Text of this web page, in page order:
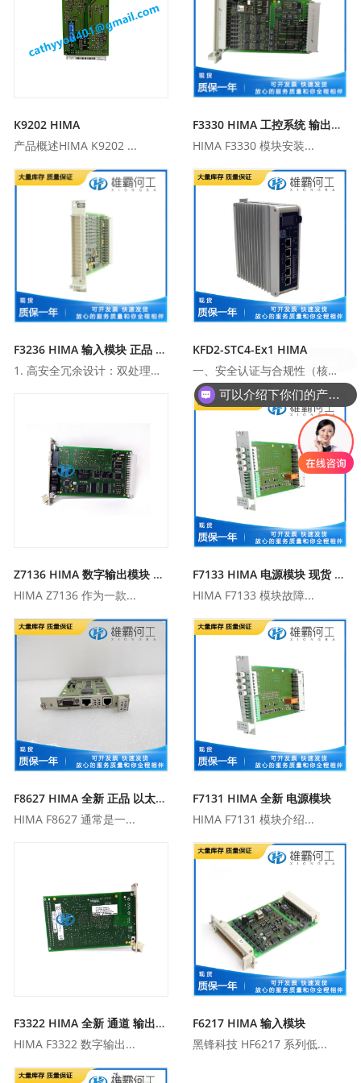
K9202 HIMA
产品概述HIMA K9202 ...
F3330 HIMA 工控系统 输出模块 正品
HIMA F3330 模块安装...
F3236 HIMA 输入模块 正品 工控应用
1. 高安全冗余设计：双处理器...
KFD2-STC4-Ex1 HIMA
一、安全认证与合规性（核心安全...
Z7136 HIMA 数字输出模块 现货
HIMA Z7136 作为一款...
F7133 HIMA 电源模块 现货 包邮
HIMA F7133 模块故障...
F8627 HIMA 全新 正品 以太网通信模块
HIMA F8627 通常是一...
F7131 HIMA 全新 电源模块
HIMA F7131 模块介绍...
F3322 HIMA 全新 通道 输出模块
HIMA F3322 数字输出...
F6217 HIMA 输入模块
黑锋科技 HF6217 系列低...
可以介绍下你们的产品么？